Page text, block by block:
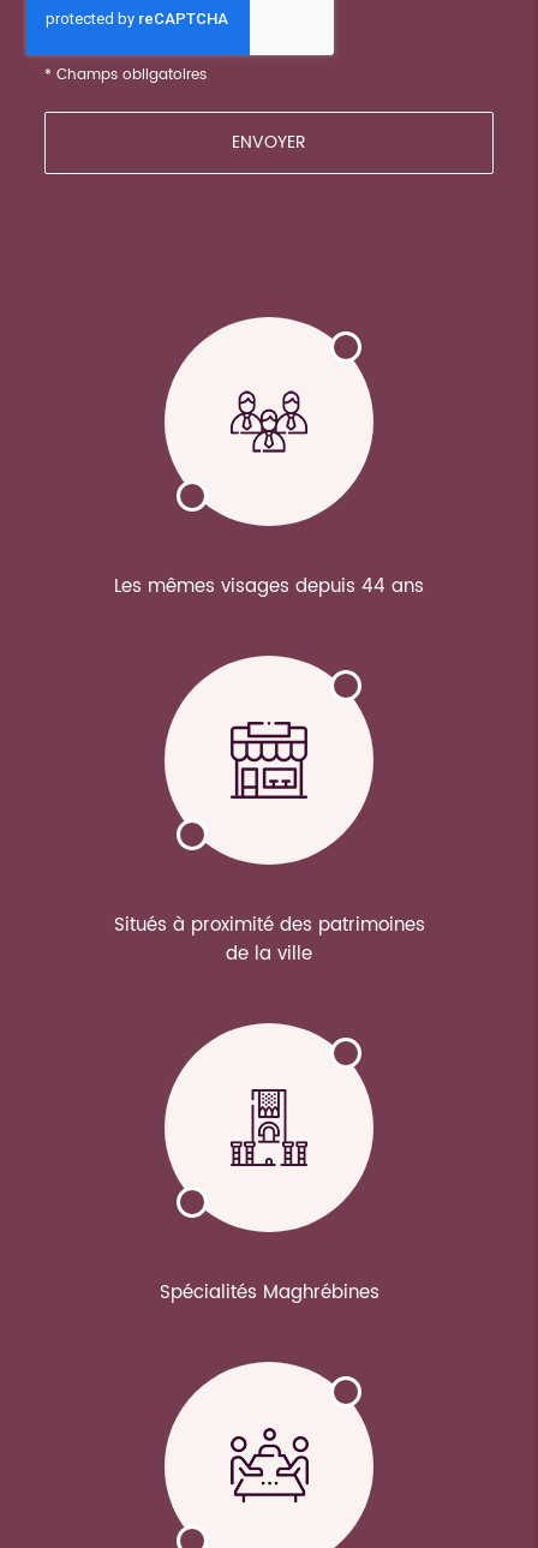
*Champs obligatoires
Les mêmes visages depuis 44 ans
Situés à proximité des patrimoines
de la ville
Spécialités Maghrébines